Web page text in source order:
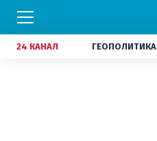
24 КАНАЛ ГЕОПОЛИТИКА